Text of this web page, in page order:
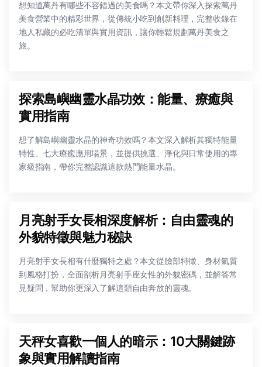
想知道萬丹有哪些不容錯過的美食嗎？本文帶你深入探索萬丹
美食營業中的精彩世界，從傳統小吃到創新料理，完整收錄在
地人私藏的必吃清單與實用資訊，讓你輕鬆規劃萬丹美食之
旅。
探索島嶼幽靈水晶功效：能量、療癒與
實用指南
想了解島嶼幽靈水晶的神奇功效嗎？本文深入解析其獨特能量
特性、七大療癒應用場景，並提供挑選、淨化與日常使用的專
家級指南，帶你完整認識這款熱門能量水晶。
月亮射手女長相深度解析：自由靈魂的
外貌特徵與魅力秘訣
月亮射手女長相有什麼獨特之處？本文從臉部特徵、身材氣質
到風格打扮，全面剖析月亮射手座女性的外貌密碼，並解答常
見疑問，幫助你更深入了解這類自由奔放的靈魂。
天秤女喜歡一個人的暗示：10大關鍵跡
象與實用解讀指南